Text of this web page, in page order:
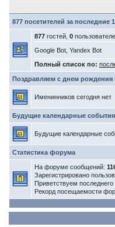
877 посетителей за последние
877гостей, 0
Google Bot, Yandex Bot
Полный список по:
Поздравляем с днем рождения
Именинников сегодня нет
Будущие календарные
Будущие календарные
Статистика форума
На форуме сообщений:
Зарегистрировано
Приветствуем последнего
Рекорд посещаемости